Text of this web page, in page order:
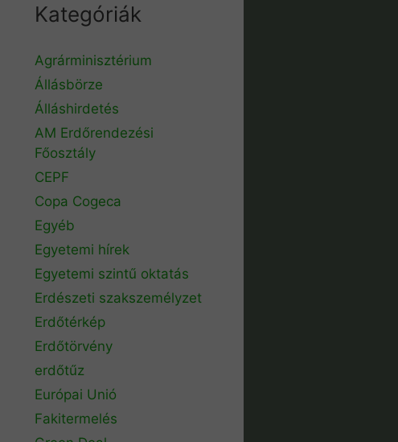
Kategóriák
Agrárminisztérium
Állásbörze
Álláshirdetés
AM Erdőrendezési
Főosztály
CEPF
Copa Cogeca
Egyéb
Egyetemi hírek
Egyetemi szintű oktatás
Erdészeti szakszemélyzet
Erdőtérkép
Erdőtörvény
erdőtűz
Európai Unió
Fakitermelés